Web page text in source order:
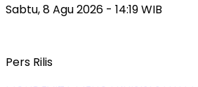
Sabtu, 8 Agu 2026 - 14:19 WIB
Pers Rilis